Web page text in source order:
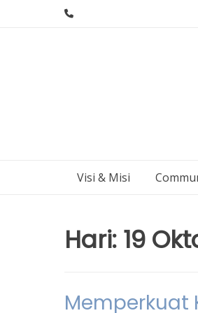
Visi & Misi
Hari: 19
Memperkuat